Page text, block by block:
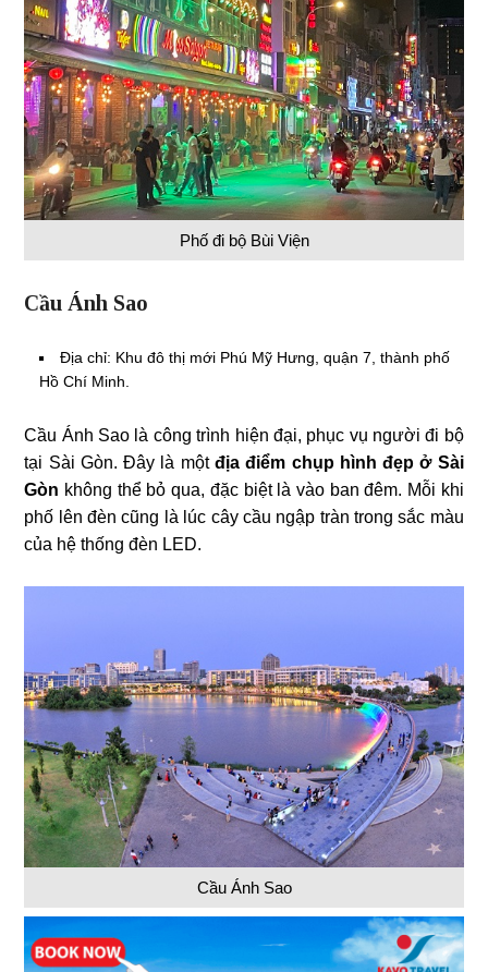
Phố đi bộ Bùi Viện
Cầu Ánh Sao
Địa chỉ: Khu đô thị mới Phú Mỹ Hưng, quận 7, thành phố
Hồ Chí Minh.
Cầu Ánh Sao là công trình hiện đại, phục vụ người đi bộ
tại Sài Gòn. Đây là một địa điểm chụp hình đẹp ở Sài
Gòn không thể bỏ qua, đặc biệt là vào ban đêm. Mỗi khi
phố lên đèn cũng là lúc cây cầu ngập tràn trong sắc màu
của hệ thống đèn LED.
Cầu Ánh Sao